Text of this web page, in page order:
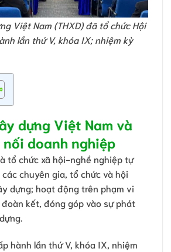
Việt Nam (THXD) đã tổ chức Hội
lần thứ V, khóa IX; nhiệm kỳ
dựng Việt Nam và
doanh nghiệp
tổ chức xã hội-nghề nghiệp tự
chuyên gia, tổ chức và hội
dựng; hoạt động trên phạm vi
kết, đóng góp vào sự phát
hành lần thứ V, khóa IX, nhiệm